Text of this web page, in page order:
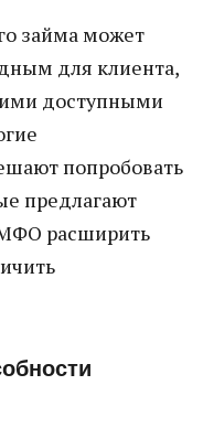
займа может
для клиента,
доступными
попробовать
предлагают
МФО расширить